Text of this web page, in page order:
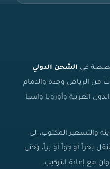
في الشحن الدولي
من الرياض وجدة والدمام
العربية وأوروبا وآسيا
والتسعير المكتوب، إلى
بحراً أو جواً أو براً، وحتى
مع إعادة التركيب.